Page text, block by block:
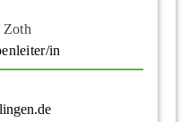
Zoth
in